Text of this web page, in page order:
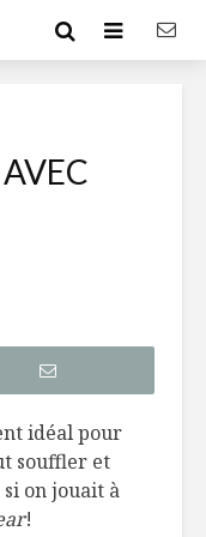
idéal pour
souffler et
on jouait à
!